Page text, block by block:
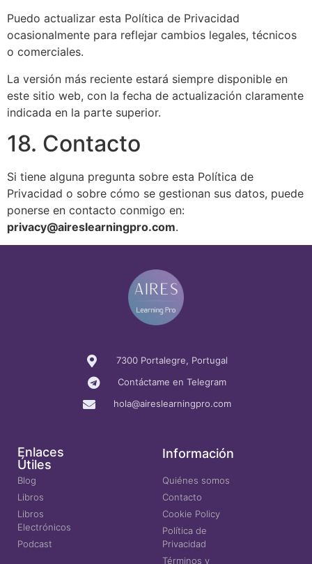
Puedo actualizar esta Política de Privacidad
ocasionalmente para reflejar cambios legales, técnicos
o comerciales.
La versión más reciente estará siempre disponible en
este sitio web, con la fecha de actualización claramente
indicada en la parte superior.
18. Contacto
Si tiene alguna pregunta sobre esta Política de
Privacidad o sobre cómo se gestionan sus datos, puede
ponerse en contacto conmigo en:
privacy@aireslearningpro.com.
7300 Portalegre, Portugal
Contáctame en Telegram
hola@aireslearningpro.com
Enlaces
Útiles
Blog
Libros
Libros
Electrónicos
Podcast
Información
Quiénes somos
Contacto
Cookie Policy
Política de
Privacidad
Términos y